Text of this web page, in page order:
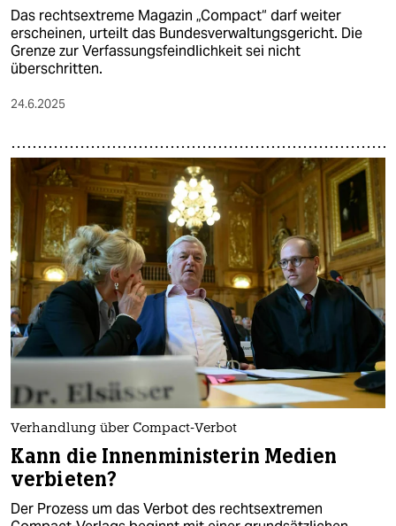
Das rechtsextreme Magazin „Compact“ darf weiter
erscheinen, urteilt das Bundesverwaltungsgericht. Die
Grenze zur Verfassungsfeindlichkeit sei nicht
überschritten.
24.6.2025
Verhandlung über Compact-Verbot
Kann die Innenministerin Medien
verbieten?
Der Prozess um das Verbot des rechtsextremen